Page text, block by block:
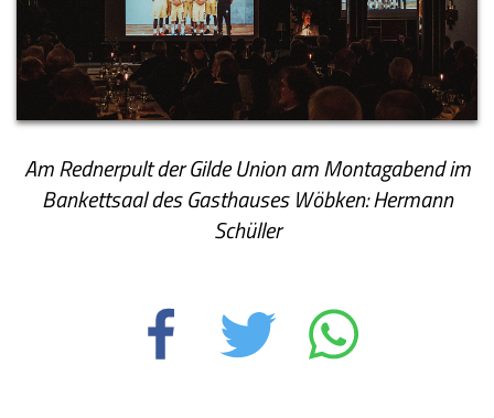
Am Rednerpult der Gilde Union am Montagabend im
Bankettsaal des Gasthauses Wöbken: Hermann
Schüller